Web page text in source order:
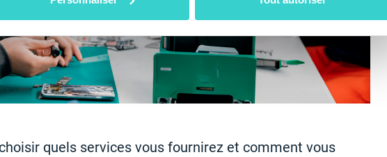
quels services vous fournirez et comment vous